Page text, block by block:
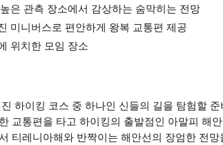
은 관측 장소에서 감상하는 숨막히는 전망
미니버스로 편안하게 왕복 교통편 제공
위치한 모임 장소
하이킹 코스 중 하나인 신들의 길을 탐험할
교통편을 타고 하이킹의 출발점인 아말피 해
티레니아해와 반짝이는 해안선의 장엄한 전